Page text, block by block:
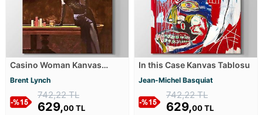
Casino Woman Kanvas
Brent Lynch
742,22 TL
629,00 TL
In this Case Kanvas Tablosu
Jean-Michel Basquiat
742,22 TL
629,00 TL